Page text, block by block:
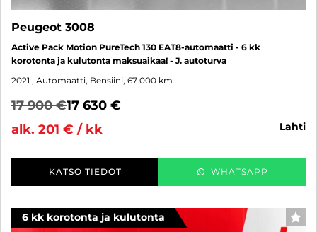
Peugeot 3008
Active Pack Motion PureTech 130 EAT8-automaatti - 6 kk
korotonta ja kulutonta maksuaikaa! - J. autoturva
2021 , Automaatti, Bensiini, 67 000 km
17 900 €17 630 €
alk. 201 € / kk
lahti
KATSO TIEDOT WHATSAPP
6 kk korotonta ja kulutonta